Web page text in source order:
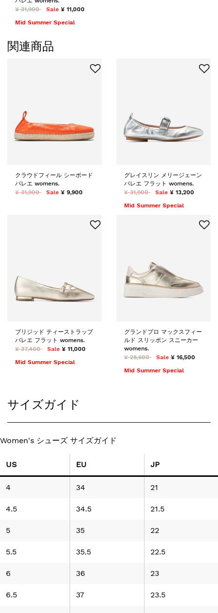
¥ 31,900
Sale ¥ 11,000
Mid Summer Special
関連商品
クラウドフィール シーボード
バレエ womens.
¥ 31,900
Sale ¥ 9,900
グレイスリン メリージェーン
バレエ フラット womens.
¥ 31,900
Sale ¥ 13,200
Mid Summer Special
ブリジッド ティーストラップ
バレエ フラット womens.
¥ 37,400
Sale ¥ 11,000
Mid Summer Special
グランドプロ マックスフィー
ルド スリッポン スニーカー
womens.
¥ 28,600
Sale ¥ 16,500
Mid Summer Special
サイズガイド
Women's シューズ サイズガイド
US EU JP
4 34 21
4.5 34.5 21.5
5 35 22
5.5 35.5 22.5
6 36 23
6.5 37 23.5